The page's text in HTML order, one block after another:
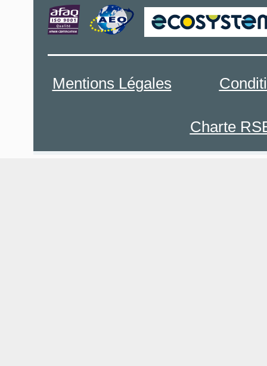
Mentions Légales
Charte